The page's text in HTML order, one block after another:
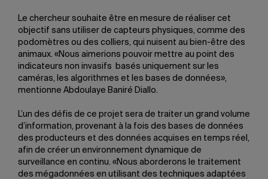
Le chercheur souhaite être en mesure de réaliser cet
objectif sans utiliser de capteurs physiques, comme des
podomètres ou des colliers, qui nuisent au bien-être des
animaux. «Nous aimerions pouvoir mettre au point des
indicateurs non invasifs basés uniquement sur les
caméras, les algorithmes et les bases de données»,
mentionne Abdoulaye Baniré Diallo.
L’un des défis de ce projet sera de traiter un grand volume
d’information, provenant à la fois des bases de données
des producteurs et des données acquises en temps réel,
afin de créer un environnement dynamique de
surveillance en continu. «Nous aborderons le traitement
des mégadonnées en utilisant des techniques adaptées